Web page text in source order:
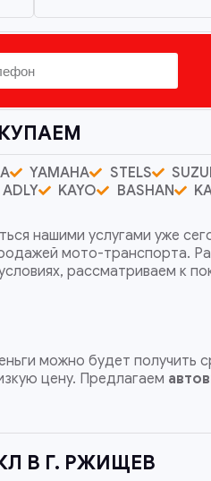
YAMAHA STELS
ADLY KAYO BASHAN
нашими услугами уже
мото-транспорта.
рассматриваем к
можно будет получить
цену. Предлагаем
В Г. РЖИЩЕВ